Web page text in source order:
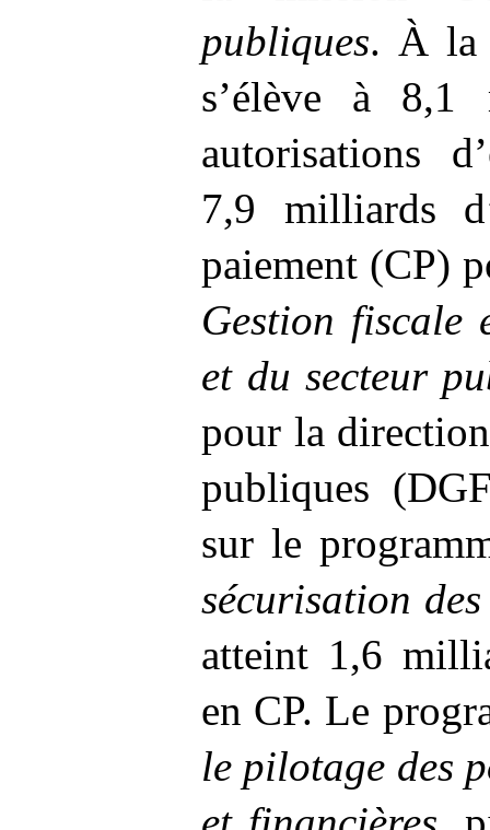
publiques. À la
s’élève à 8,1
autorisations
7,9
milliards
paiement (CP)
Gestion fiscale
et du secteur
pour la
publiques
sur le
sécurisation des
atteint 1,6
en CP. Le
le pilotage des